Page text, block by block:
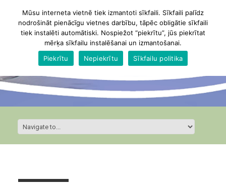
Mūsu interneta vietnē tiek izmantoti sīkfaili. Sīkfaili palīdz
nodrošināt pienācīgu vietnes darbību, tāpēc obligātie sīkfaili
tiek instalēti automātiski. Nospiežot “piekrītu”, jūs piekrītat
mērķa sīkfailu instalēšanai un izmantošanai.
Piekrītu
Nepiekrītu Sīkfailu politika